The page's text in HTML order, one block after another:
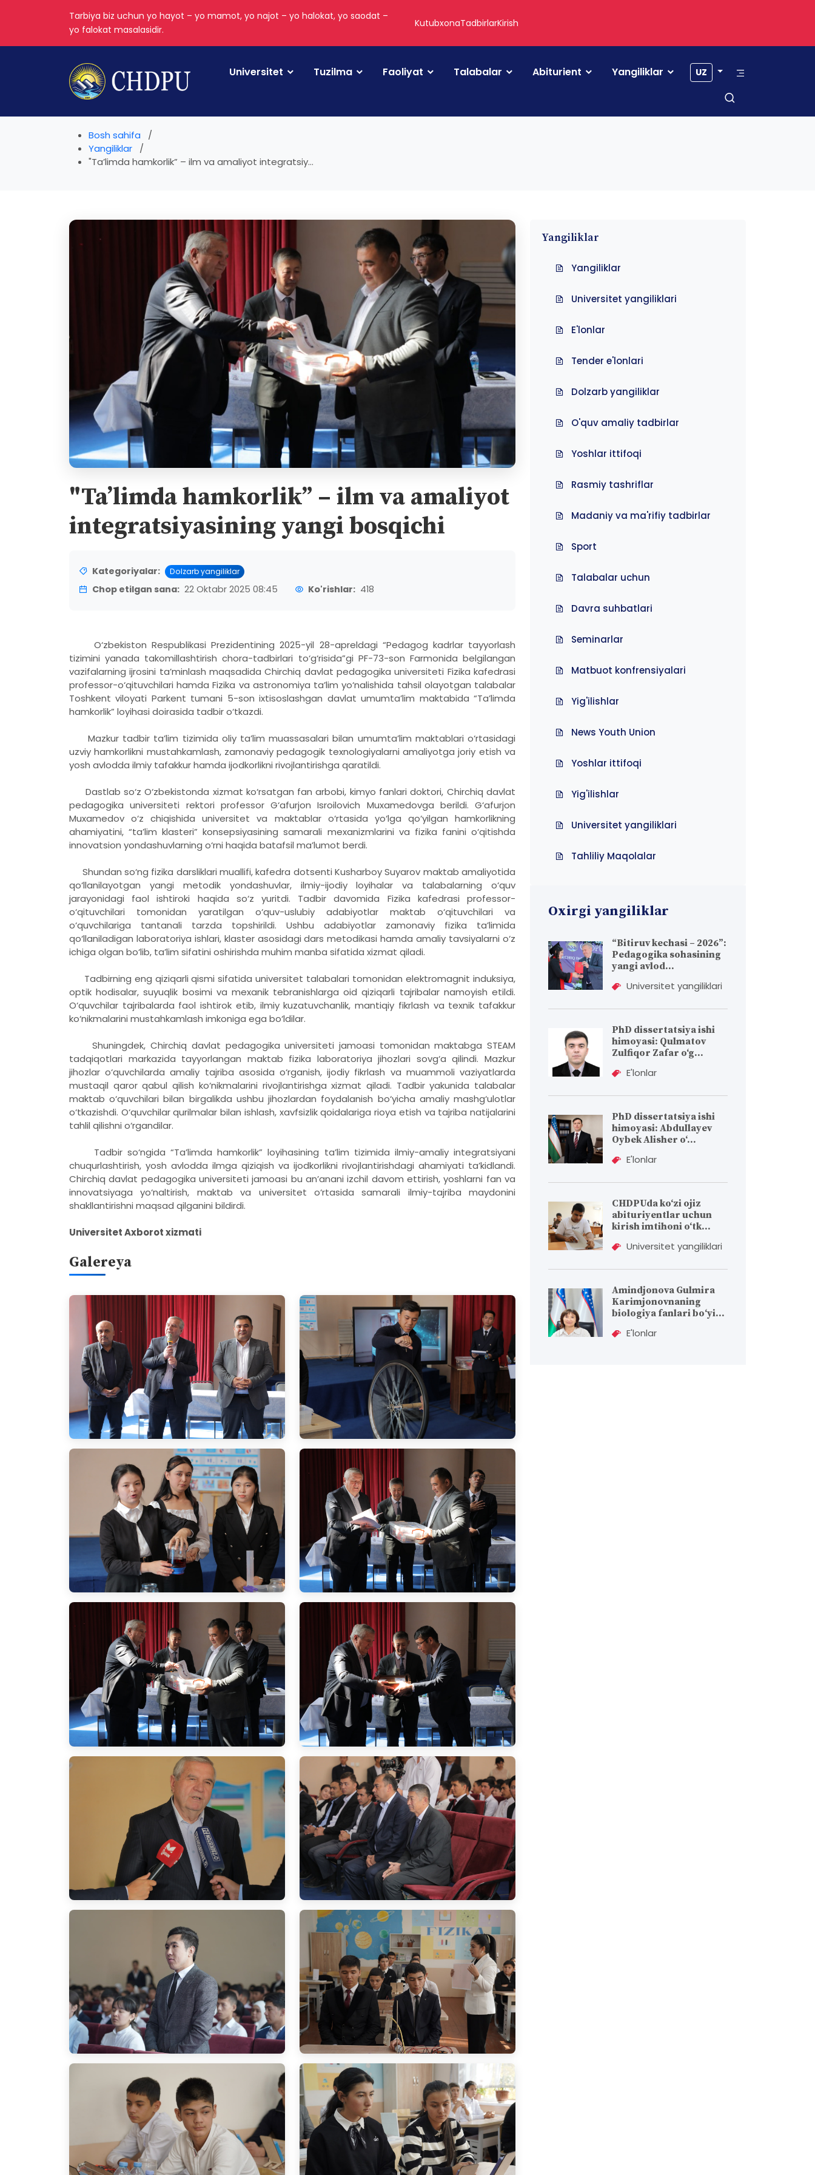
Tarbiya biz uchun yo hayot – yo mamot, yo najot – yo halokat, yo saodat –
yo falokat masalasidir.
KutubxonaTadbirlarKirish
Universitet Tuzilma Faoliyat Talabalar Abiturient Yangiliklar UZ
Bosh sahifa
Yangiliklar
"Ta’limda hamkorlik” – ilm va amaliyot integratsiy...
"Ta’limda hamkorlik” – ilm va amaliyot
integratsiyasining yangi bosqichi
Kategoriyalar: Dolzarb yangiliklar
Chop etilgan sana: 22 Oktabr 2025 08:45 Ko'rishlar: 418
O‘zbekiston Respublikasi Prezidentining 2025-yil 28-apreldagi “Pedagog kadrlar tayyorlash
tizimini yanada takomillashtirish chora-tadbirlari to‘g‘risida”gi PF-73-son Farmonida belgilangan
vazifalarning ijrosini ta’minlash maqsadida Chirchiq davlat pedagogika universiteti Fizika kafedrasi
professor-o‘qituvchilari hamda Fizika va astronomiya ta’lim yo‘nalishida tahsil olayotgan talabalar
Toshkent viloyati Parkent tumani 5-son ixtisoslashgan davlat umumta’lim maktabida “Ta’limda
hamkorlik” loyihasi doirasida tadbir o‘tkazdi.
Mazkur tadbir ta’lim tizimida oliy ta’lim muassasalari bilan umumta’lim maktablari o‘rtasidagi
uzviy hamkorlikni mustahkamlash, zamonaviy pedagogik texnologiyalarni amaliyotga joriy etish va
yosh avlodda ilmiy tafakkur hamda ijodkorlikni rivojlantirishga qaratildi.
Dastlab so‘z O‘zbekistonda xizmat ko‘rsatgan fan arbobi, kimyo fanlari doktori, Chirchiq davlat
pedagogika universiteti rektori professor G‘afurjon Isroilovich Muxamedovga berildi. G‘afurjon
Muxamedov o‘z chiqishida universitet va maktablar o‘rtasida yo‘lga qo‘yilgan hamkorlikning
ahamiyatini, “ta’lim klasteri” konsepsiyasining samarali mexanizmlarini va fizika fanini o‘qitishda
innovatsion yondashuvlarning o‘rni haqida batafsil ma’lumot berdi.
Shundan so‘ng fizika darsliklari muallifi, kafedra dotsenti Kusharboy Suyarov maktab amaliyotida
qo‘llanilayotgan yangi metodik yondashuvlar, ilmiy-ijodiy loyihalar va talabalarning o‘quv
jarayonidagi faol ishtiroki haqida so‘z yuritdi. Tadbir davomida Fizika kafedrasi professor-
o‘qituvchilari tomonidan yaratilgan o‘quv-uslubiy adabiyotlar maktab o‘qituvchilari va
o‘quvchilariga tantanali tarzda topshirildi. Ushbu adabiyotlar zamonaviy fizika ta’limida
qo‘llaniladigan laboratoriya ishlari, klaster asosidagi dars metodikasi hamda amaliy tavsiyalarni o‘z
ichiga olgan bo‘lib, ta’lim sifatini oshirishda muhim manba sifatida xizmat qiladi.
Tadbirning eng qiziqarli qismi sifatida universitet talabalari tomonidan elektromagnit induksiya,
optik hodisalar, suyuqlik bosimi va mexanik tebranishlarga oid qiziqarli tajribalar namoyish etildi.
O‘quvchilar tajribalarda faol ishtirok etib, ilmiy kuzatuvchanlik, mantiqiy fikrlash va texnik tafakkur
ko‘nikmalarini mustahkamlash imkoniga ega bo‘ldilar.
Shuningdek, Chirchiq davlat pedagogika universiteti jamoasi tomonidan maktabga STEAM
tadqiqotlari markazida tayyorlangan maktab fizika laboratoriya jihozlari sovg‘a qilindi. Mazkur
jihozlar o‘quvchilarda amaliy tajriba asosida o‘rganish, ijodiy fikrlash va muammoli vaziyatlarda
mustaqil qaror qabul qilish ko‘nikmalarini rivojlantirishga xizmat qiladi. Tadbir yakunida talabalar
maktab o‘quvchilari bilan birgalikda ushbu jihozlardan foydalanish bo‘yicha amaliy mashg‘ulotlar
o‘tkazishdi. O‘quvchilar qurilmalar bilan ishlash, xavfsizlik qoidalariga rioya etish va tajriba natijalarini
tahlil qilishni o‘rgandilar.
Tadbir so‘ngida “Ta’limda hamkorlik” loyihasining ta’lim tizimida ilmiy-amaliy integratsiyani
chuqurlashtirish, yosh avlodda ilmga qiziqish va ijodkorlikni rivojlantirishdagi ahamiyati ta’kidlandi.
Chirchiq davlat pedagogika universiteti jamoasi bu an’anani izchil davom ettirish, yoshlarni fan va
innovatsiyaga yo‘naltirish, maktab va universitet o‘rtasida samarali ilmiy-tajriba maydonini
shakllantirishni maqsad qilganini bildirdi.
Universitet Axborot xizmati
Galereya
Yangiliklar
Yangiliklar
Universitet yangiliklari
E'lonlar
Tender e'lonlari
Dolzarb yangiliklar
O'quv amaliy tadbirlar
Yoshlar ittifoqi
Rasmiy tashriflar
Madaniy va ma'rifiy tadbirlar
Sport
Talabalar uchun
Davra suhbatlari
Seminarlar
Matbuot konfrensiyalari
Yig'ilishlar
News Youth Union
Yoshlar ittifoqi
Yig'ilishlar
Universitet yangiliklari
Tahliliy Maqolalar
Oxirgi yangiliklar
“Bitiruv kechasi – 2026”:
Pedagogika sohasining
yangi avlod...
Universitet yangiliklari
PhD dissertatsiya ishi
himoyasi: Qulmatov
Zulfiqor Zafar o‘g...
E'lonlar
PhD dissertatsiya ishi
himoyasi: Abdullayev
Oybek Alisher o‘...
E'lonlar
CHDPUda ko‘zi ojiz
abituriyentlar uchun
kirish imtihoni o‘tk...
Universitet yangiliklari
Amindjonova Gulmira
Karimjonovnaning
biologiya fanlari bо‘yi...
E'lonlar